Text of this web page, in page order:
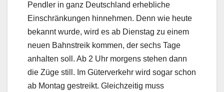
Pendler in ganz Deutschland erhebliche
Einschränkungen hinnehmen. Denn wie heute
bekannt wurde, wird es ab Dienstag zu einem
neuen Bahnstreik kommen, der sechs Tage
anhalten soll. Ab 2 Uhr morgens stehen dann
die Züge still. Im Güterverkehr wird sogar schon
ab Montag gestreikt. Gleichzeitig muss